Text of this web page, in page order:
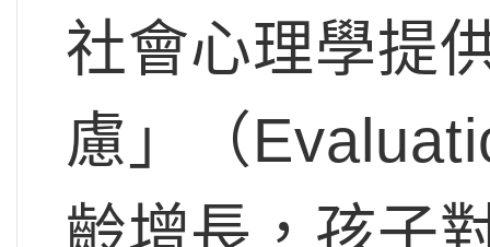
社會心理學提
慮」（
齡增長，孩子